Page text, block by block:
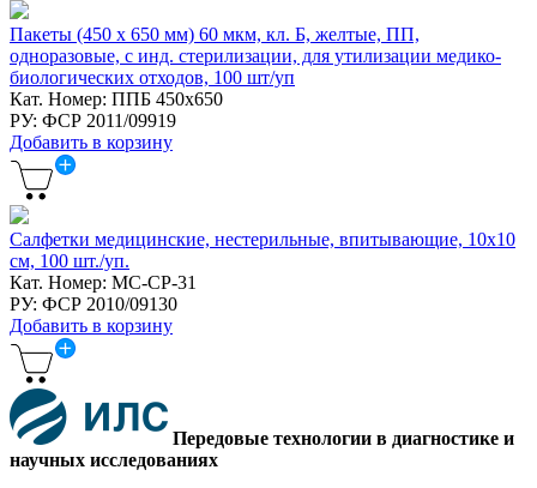
Пакеты (450 х 650 мм) 60 мкм, кл. Б, желтые, ПП,
одноразовые, с инд. стерилизации, для утилизации медико-
биологических отходов, 100 шт/уп
Кат. Номер: ППБ 450х650
РУ: ФСР 2011/09919
Добавить в корзину
Салфетки медицинские, нестерильные, впитывающие, 10х10
см, 100 шт./уп.
Кат. Номер: МС-СР-31
РУ: ФСР 2010/09130
Добавить в корзину
Передовые технологии в диагностике и
научных исследованиях